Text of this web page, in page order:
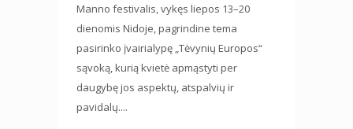
Manno festivalis, vykęs liepos 13–20
dienomis Nidoje, pagrindine tema
pasirinko įvairialypę „Tėvynių Europos“
sąvoką, kurią kvietė apmąstyti per
daugybę jos aspektų, atspalvių ir
pavidalų....